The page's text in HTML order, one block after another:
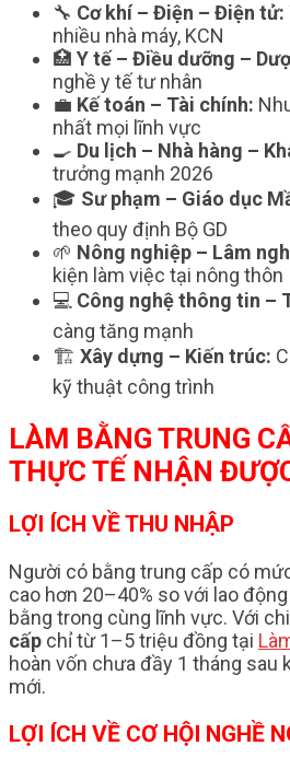
🔧 Cơ khí – Điện – Điện tử:
nhiều nhà máy, KCN
🏥 Y tế – Điều dưỡng –
nghề y tế tư nhân
💼 Kế toán – Tài chính:
nhất mọi lĩnh vực
🍳 Du lịch – Nhà hàng –
trưởng mạnh 2026
🎓 Sư phạm – Giáo dục
theo quy định Bộ GD
🌱 Nông nghiệp – Lâm
kiện làm việc tại nông thôn
💻 Công nghệ thông tin –
càng tăng mạnh
🏗️ Xây dựng – Kiến trúc:
kỹ thuật công trình
LÀM BẰNG TRUNG
THỰC TẾ NHẬN
LỢI ÍCH VỀ THU NHẬP
Người có bằng trung cấp có
cao hơn 20–40% so với lao
bằng trong cùng lĩnh vực. Với
cấp chỉ từ 1–5 triệu đồng tại
hoàn vốn chưa đầy 1 tháng sau
mới.
LỢI ÍCH VỀ CƠ HỘI NGHỀ